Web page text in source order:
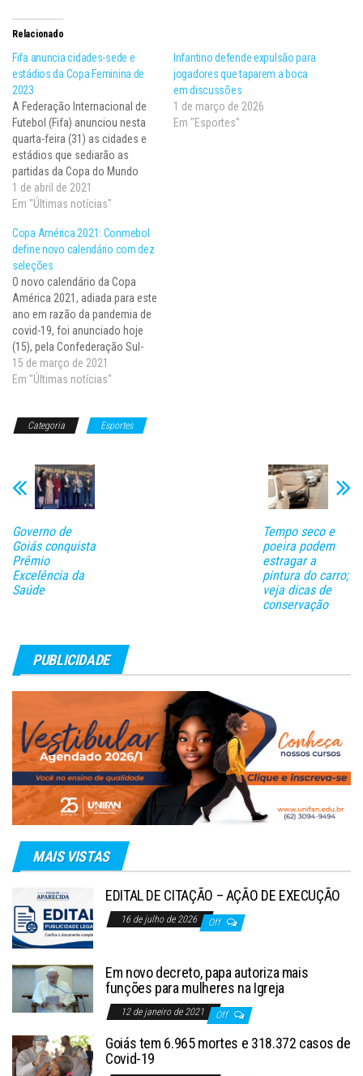
Relacionado
Fifa anuncia cidades-sede e
estádios da Copa Feminina de
2023
A Federação Internacional de
Futebol (Fifa) anunciou nesta
quarta-feira (31) as cidades e
estádios que sediarão as
partidas da Copa do Mundo
feminina de 2023, na Austrália
e na Nova Zelândia. O jogo de
Auckland (Nova Zelândia), e a
decisão foi confirmada para o…
1 de abril de 2021
Em "Últimas notícias"
Infantino defende expulsão para
jogadores que taparem a boca
em discussões
1 de março de 2026
Em "Esportes"
Copa América 2021: Conmebol
define novo calendário com dez
seleções
O novo calendário da Copa
América 2021, adiada para este
ano em razão da pandemia de
covid-19, foi anunciado hoje
(15), pela Confederação Sul-
Americana de Futebol
(Conmebol). O torneio ocorrerá
apenas dez seleções, após a
15 de março de 2021
Em "Últimas notícias"
Categoria Esportes
Governo de
Goiás conquista
Prêmio
Excelência da
Saúde
Tempo seco e
poeira podem
estragar a
pintura do carro;
veja dicas de
conservação
PUBLICIDADE
MAIS VISTAS
EDITAL DE CITAÇÃO – AÇÃO DE EXECUÇÃO
16 de julho de 2026 Off
Em novo decreto, papa autoriza mais
funções para mulheres na Igreja
12 de janeiro de 2021 Off
Goiás tem 6.965 mortes e 318.372 casos de
Covid-19